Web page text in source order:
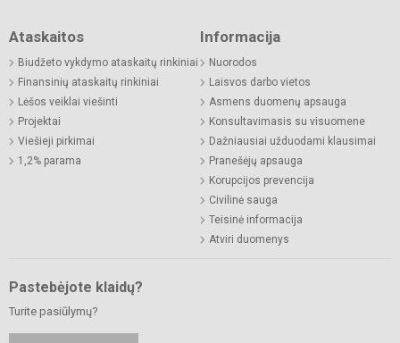
Ataskaitos
Biudžeto vykdymo ataskaitų rinkiniai
Finansinių ataskaitų rinkiniai
Lėšos veiklai viešinti
Projektai
Viešieji pirkimai
1,2% parama
Informacija
Nuorodos
Laisvos darbo vietos
Asmens duomenų apsauga
Konsultavimasis su visuomene
Dažniausiai užduodami klausimai
Pranešėjų apsauga
Korupcijos prevencija
Civilinė sauga
Teisinė informacija
Atviri duomenys
Pastebėjote klaidų?
Turite pasiūlymų?